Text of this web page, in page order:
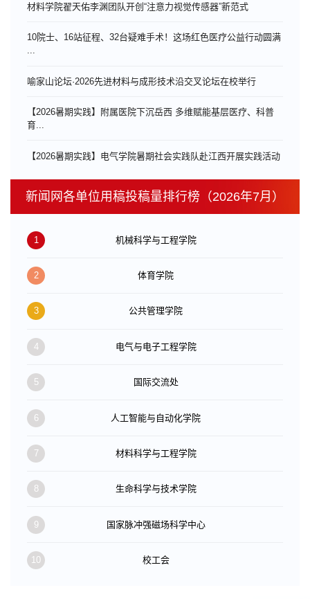
材料学院翟天佑李渊团队开创“注意力视觉传感器”新范式
10院士、16站征程、32台疑难手术！这场红色医疗公益行动圆满
...
喻家山论坛·2026先进材料与成形技术沿交叉论坛在校举行
【2026暑期实践】附属医院下沉岳西 多维赋能基层医疗、科普
育...
【2026暑期实践】电气学院暑期社会实践队赴江西开展实践活动
新闻网各单位用稿投稿量排行榜（2026年7月）
1 机械科学与工程学院
2 体育学院
3 公共管理学院
4 电气与电子工程学院
5 国际交流处
6 人工智能与自动化学院
7 材料科学与工程学院
8 生命科学与技术学院
9 国家脉冲强磁场科学中心
10 校工会